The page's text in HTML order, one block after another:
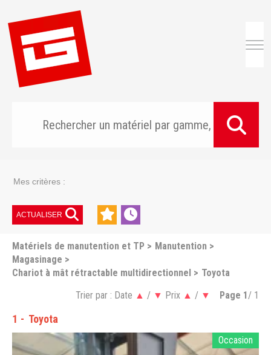
Mes critères :
ACTUALISER
Matériels de manutention et TP
Manutention
Magasinage
Chariot à mât rétractable multidirectionnel
Toyota
1 Toyota
Trier par : Date ▲ / ▼ Prix ▲ / ▼ Page 1/ 1
Occasion